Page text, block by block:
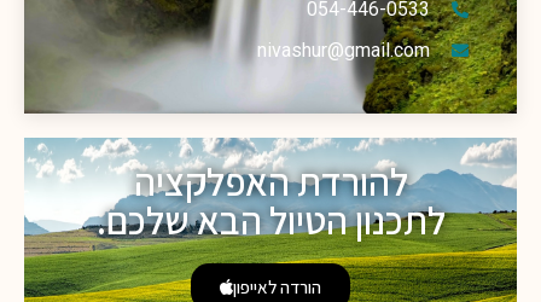
054-446-0533
nivashur@gmail.com
להורדת האפלקציה
לתכנון הטיול הבא שלכם.
הורדה לאייפון